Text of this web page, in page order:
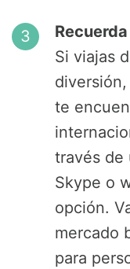
Si viajas
te
través de
Skype o
opción.
mercado
para